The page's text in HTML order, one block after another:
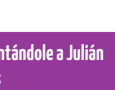
a Julián